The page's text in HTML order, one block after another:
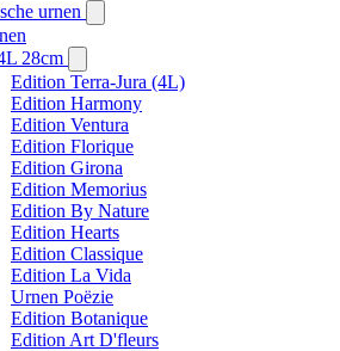
urnen
28cm
Edition Terra-Jura (4L)
Edition Harmony
Edition Ventura
Edition Florique
Edition Girona
Edition Memorius
Edition By Nature
Edition Hearts
Edition Classique
Edition La Vida
Urnen Poëzie
Edition Botanique
Edition Art D'fleurs